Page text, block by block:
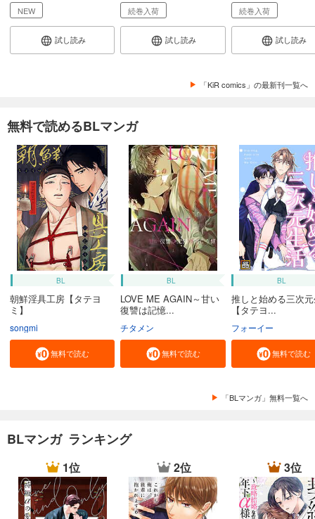
NEW
試し読み
続巻入荷
試し読み
続巻入荷
試し読み
「KiR comics」の最新刊一覧へ
無料で読めるBLマンガ
BL
朝鮮淫具工房【タテヨ
ミ】
songmi
無料で読む
BL
LOVE ME AGAIN～甘い
復讐は記憶...
チタメン
無料で読む
BL
推しと始める三次
【タテヨ...
フォーイー
無料で読む
「BLマンガ」無料一覧へ
BLマンガ ランキング
1位 2位 3位